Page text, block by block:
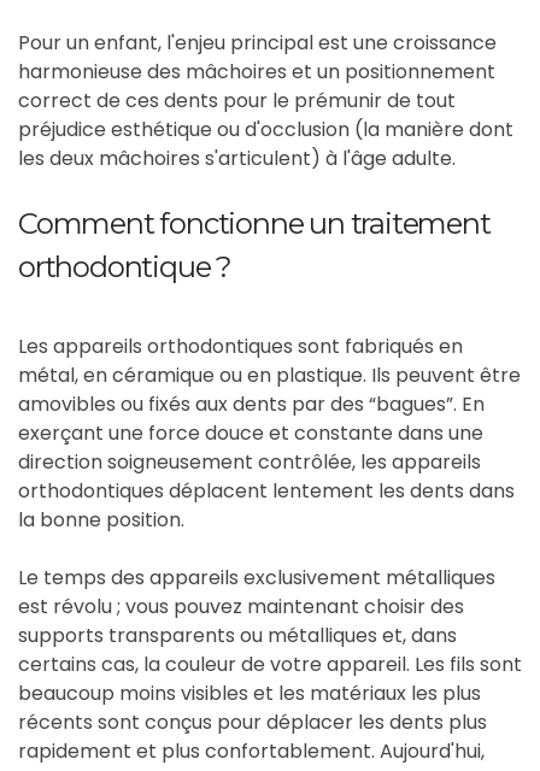
Pour un enfant, l'enjeu principal est une croissance
harmonieuse des mâchoires et un positionnement
correct de ces dents pour le prémunir de tout
préjudice esthétique ou d'occlusion (la manière dont
les deux mâchoires s'articulent) à l'âge adulte.
Comment fonctionne un traitement
orthodontique ?
Les appareils orthodontiques sont fabriqués en
métal, en céramique ou en plastique. Ils peuvent être
amovibles ou fixés aux dents par des “bagues”. En
exerçant une force douce et constante dans une
direction soigneusement contrôlée, les appareils
orthodontiques déplacent lentement les dents dans
la bonne position.
Le temps des appareils exclusivement métalliques
est révolu ; vous pouvez maintenant choisir des
supports transparents ou métalliques et, dans
certains cas, la couleur de votre appareil. Les fils sont
beaucoup moins visibles et les matériaux les plus
récents sont conçus pour déplacer les dents plus
rapidement et plus confortablement. Aujourd'hui,